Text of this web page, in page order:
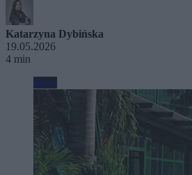
Katarzyna Dybińska
19.05.2026
4 min
Moto